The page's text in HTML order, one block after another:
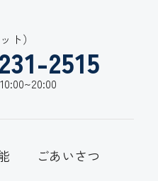
ト）
2515
ごあいさつ